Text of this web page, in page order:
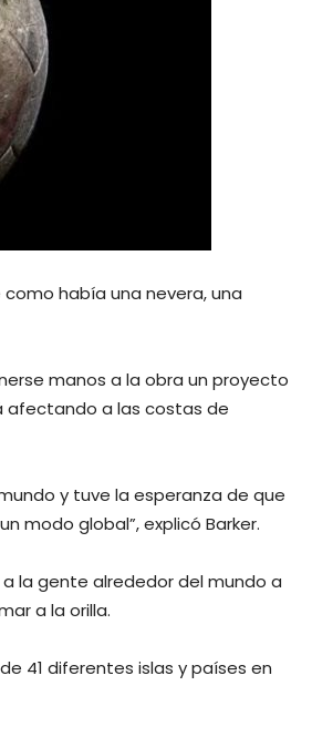
había una nevera, una
manos a la obra un proyecto
afectando a las costas de
y tuve la esperanza de que
modo global”, explicó Barker.
la gente alrededor del mundo a
a la orilla.
41 diferentes islas y países en